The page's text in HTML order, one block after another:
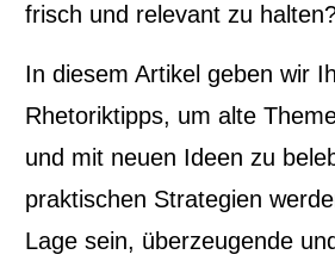
frisch und relevant zu
In diesem Artikel geben wir
Rhetoriktipps, um alte
und mit neuen Ideen zu
praktischen Strategien
Lage sein, überzeugende